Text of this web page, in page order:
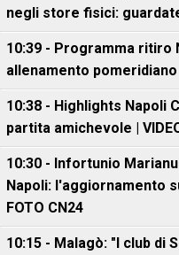
negli store fisici:
10:39 - Programma ritiro
allenamento pomeridiano
10:38 - Highlights Napoli
partita amichevole |
10:30 - Infortunio
Napoli: l'aggiornamento
FOTO CN24
10:15 - Malagò: "I club di